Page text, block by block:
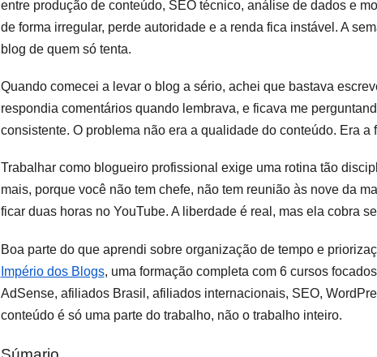
entre produção de conteúdo, SEO técnico, análise de dados e
de forma irregular, perde autoridade e a renda fica instável. A
blog de quem só tenta.
Quando comecei a levar o blog a sério, achei que bastava
respondia comentários quando lembrava, e ficava me
consistente. O problema não era a qualidade do conteúdo. Era a
Trabalhar como blogueiro profissional exige uma rotina tão
mais, porque você não tem chefe, não tem reunião às nove da
ficar duas horas no YouTube. A liberdade é real, mas ela cobra
Boa parte do que aprendi sobre organização de tempo e
Império dos Blogs, uma formação completa com 6 cursos
AdSense, afiliados Brasil, afiliados internacionais, SEO,
conteúdo é só uma parte do trabalho, não o trabalho inteiro.